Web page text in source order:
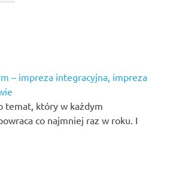
– impreza integracyjna, impreza
temat, który w każdym
co najmniej raz w roku. I